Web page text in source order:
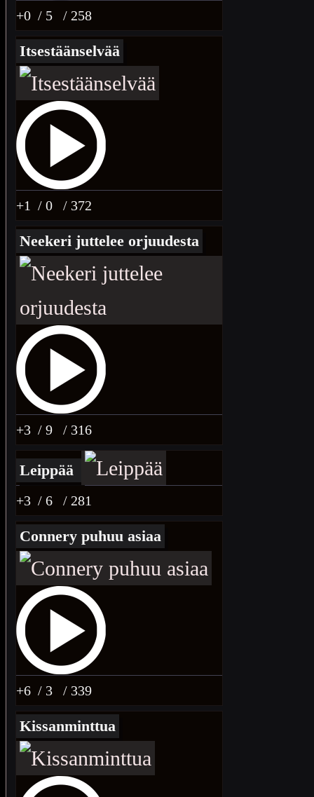
+0 / 5 / 258
Itsestäänselvää
+1 / 0 / 372
Neekeri juttelee orjuudesta
+3 / 9 / 316
Leippää
+3 / 6 / 281
Connery puhuu asiaa
+6 / 3 / 339
Kissanminttua